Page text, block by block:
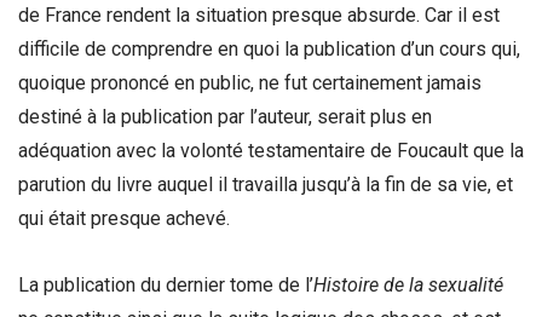
de France rendent la situation presque absurde. Car il est
difficile de comprendre en quoi la publication d’un cours qui,
quoique prononcé en public, ne fut certainement jamais
destiné à la publication par l’auteur, serait plus en
adéquation avec la volonté testamentaire de Foucault que la
parution du livre auquel il travailla jusqu’à la fin de sa vie, et
qui était presque achevé.
La publication du dernier tome de l’Histoire de la sexualité